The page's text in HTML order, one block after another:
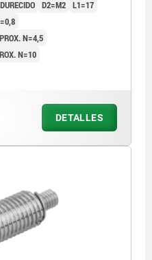
D2=M2 L1=17
N=4,5
N=10
DETALLES